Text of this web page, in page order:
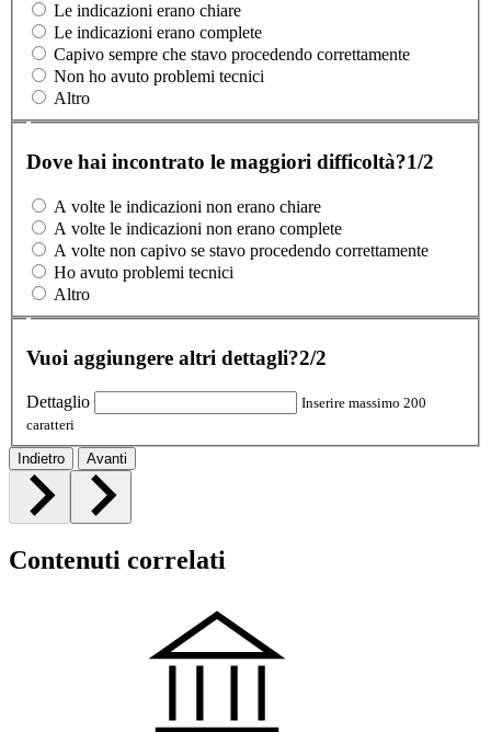
Le indicazioni erano chiare
Le indicazioni erano complete
Capivo sempre che stavo procedendo correttamente
Non ho avuto problemi tecnici
Altro
Dove hai incontrato le maggiori difficoltà?1/2
A volte le indicazioni non erano chiare
A volte le indicazioni non erano complete
A volte non capivo se stavo procedendo correttamente
Ho avuto problemi tecnici
Altro
Vuoi aggiungere altri dettagli?2/2
Dettaglio
Inserire massimo 200
caratteri
Indietro Avanti
Contenuti correlati